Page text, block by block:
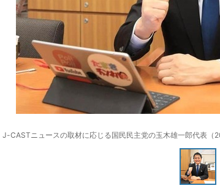
J-CASTニュースの取材に応じる国民民主党の玉木雄一郎代表